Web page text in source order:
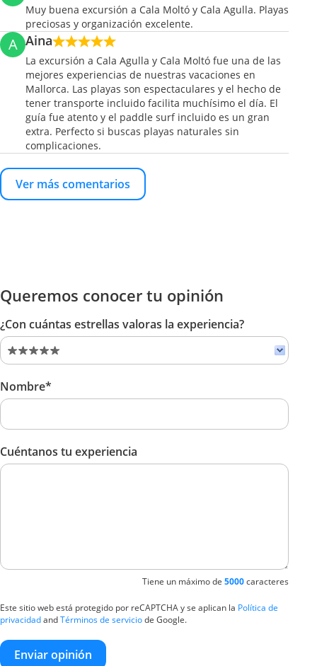
Muy buena excursión a Cala Moltó y Cala Agulla. Playas
preciosas y organización excelente.
A Aina
La excursión a Cala Agulla y Cala Moltó fue una de las
mejores experiencias de nuestras vacaciones en
Mallorca. Las playas son espectaculares y el hecho de
tener transporte incluido facilita muchísimo el día. El
guía fue atento y el paddle surf incluido es un gran
extra. Perfecto si buscas playas naturales sin
complicaciones.
Ver más comentarios
Queremos conocer tu opinión
¿Con cuántas estrellas valoras la experiencia?
Nombre*
Cuéntanos tu experiencia
Tiene un máximo de 5000caracteres
Este sitio web está protegido por reCAPTCHA y se aplican la Política de
privacidadandTérminos de serviciode Google.
Enviar opinión